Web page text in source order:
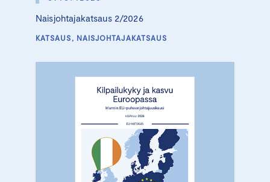
Naisjohtajakatsaus 2/2026
KATSAUS, NAISJOHTAJAKATSAUS